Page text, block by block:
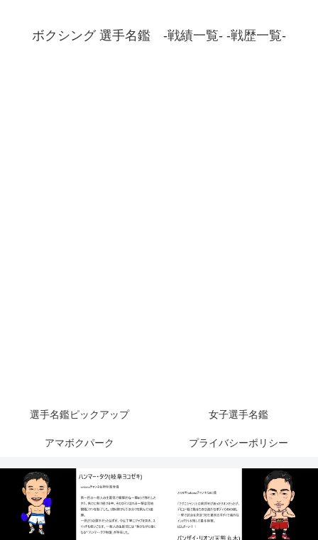
ボクシング 選手名鑑 -戦績一覧- -戦歴一覧-
選手名鑑ピックアップ 女子選手名鑑
アマボクパーク プライバシーポリシー